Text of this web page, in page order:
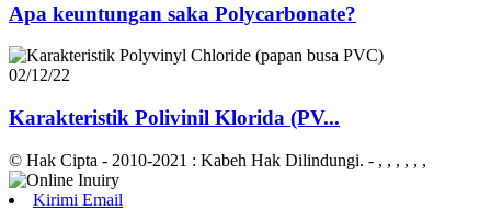
Apa keuntungan saka Polycarbonate?
02/12/22
Karakteristik Polivinil Klorida (PV...
© Hak Cipta - 2010-2021 : Kabeh Hak Dilindungi. - , , , , , ,
Kirimi Email